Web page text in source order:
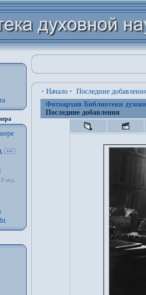
нед.
· Начало · Последние
Фотоархив Библиотеки
Последние добавления